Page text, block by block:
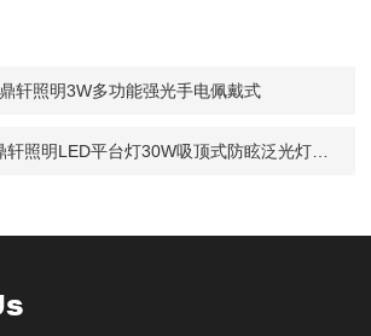
轩照明3W多功能强光手电佩戴式
照明LED平台灯30W吸顶式防眩泛光灯防腐